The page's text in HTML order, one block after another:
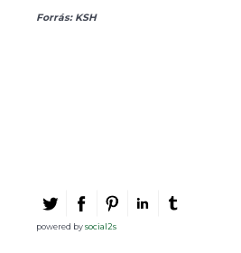
Forrás: KSH
powered bysocial2s